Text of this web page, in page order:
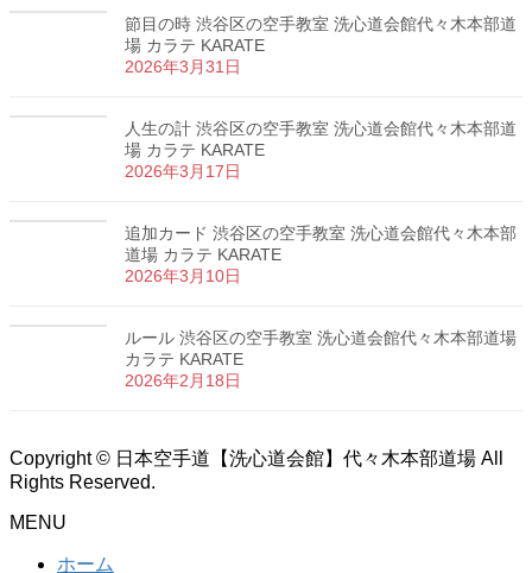
節目の時 渋谷区の空手教室 洗心道会館代々木本部道
場 カラテ KARATE
2026年3月31日
人生の計 渋谷区の空手教室 洗心道会館代々木本部道
場 カラテ KARATE
2026年3月17日
追加カード 渋谷区の空手教室 洗心道会館代々木本部
道場 カラテ KARATE
2026年3月10日
ルール 渋谷区の空手教室 洗心道会館代々木本部道場
カラテ KARATE
2026年2月18日
Copyright © 日本空手道【洗心道会館】代々木本部道場 All
Rights Reserved.
MENU
ホーム